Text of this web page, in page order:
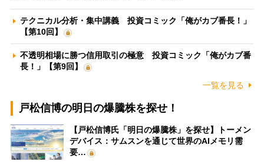
テクニカル分析・集中講義 投資コミック「俺がカブ番長！」
【第10回】
不透明相場に勝つ信用取引の極意 投資コミック「俺がカブ番
長！」【第9回】
一覧を見る
戸松信博の明日の爆騰株を探せ！
【戸松信博氏「明日の爆騰株」を探せ】トーメン
デバイス：サムスンを通じて世界のAIメモリ需
要…